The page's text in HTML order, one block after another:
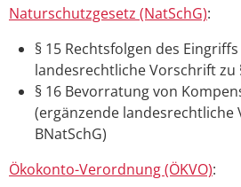
Naturschutzgesetz (NatSchG):
§ 15 Rechtsfolgen des
landesrechtliche Vorschrift zu
§ 16 Bevorratung von
(ergänzende landesrechtliche
BNatSchG)
Ökokonto-Verordnung (ÖKVO):